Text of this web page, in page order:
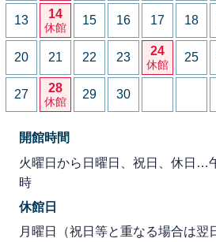
13 14
休館
15 16 17 18
20 21 22 23 24
休館
25
27 28
休館
29 30
開館時間
火曜日から日曜日、祝日、休日…
時
休館日
月曜日（祝日等と重なる場合は翌